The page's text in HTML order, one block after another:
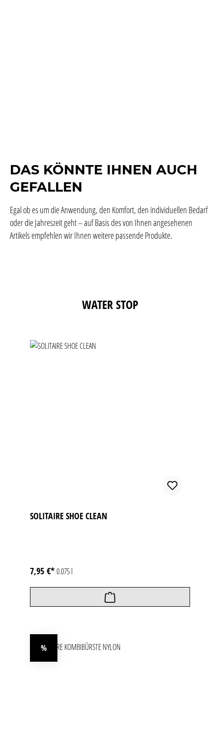
DAS KÖNNTE IHNEN AUCH
GEFALLEN
Egal ob es um die Anwendung, den Komfort, den individuellen Bedarf
oder die Jahreszeit geht – auf Basis des von Ihnen angesehenen
Artikels empfehlen wir Ihnen weitere passende Produkte.
Produktgalerie überspringenWATER STOP
SOLITAIRE SHOE CLEAN
7,95 €*0.075 l
%